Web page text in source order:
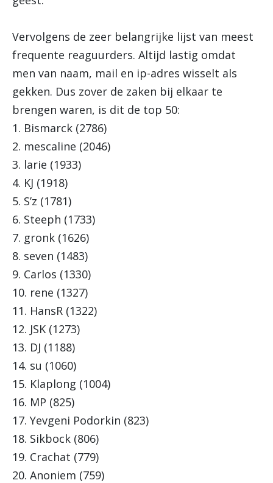
Vervolgens de zeer belangrijke lijst van meest
frequente reaguurders. Altijd lastig omdat
men van naam, mail en ip-adres wisselt als
gekken. Dus zover de zaken bij elkaar te
brengen waren, is dit de top 50:
1. Bismarck (2786)
2. mescaline (2046)
3. larie (1933)
4. KJ (1918)
5. S’z (1781)
6. Steeph (1733)
7. gronk (1626)
8. seven (1483)
9. Carlos (1330)
10. rene (1327)
11. HansR (1322)
12. JSK (1273)
13. DJ (1188)
14. su (1060)
15. Klaplong (1004)
16. MP (825)
17. Yevgeni Podorkin (823)
18. Sikbock (806)
19. Crachat (779)
20. Anoniem (759)